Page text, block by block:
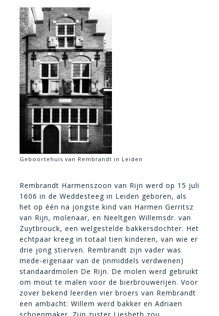
Geboortehuis van Rembrandt in Leiden
Rembrandt Harmenszoon van Rijn werd op 15 juli
1606 in de Weddesteeg in Leiden geboren, als
het op één na jongste kind van Harmen Gerritsz
van Rijn, molenaar, en Neeltgen Willemsdr. van
Zuytbrouck, een welgestelde bakkersdochter. Het
echtpaar kreeg in totaal tien kinderen, van wie er
drie jong stierven. Rembrandt zijn vader was
mede-eigenaar van de (inmiddels verdwenen)
standaardmolen De Rijn. De molen werd gebruikt
om mout te malen voor de bierbrouwerijen. Voor
zover bekend leerden vier broers van Rembrandt
een ambacht: Willem werd bakker en Adriaen